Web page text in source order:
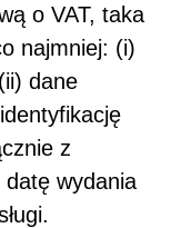
o VAT, taka
najmniej: (i)
dane
z
wydania